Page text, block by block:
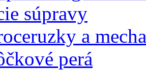
súpravy
a
perá